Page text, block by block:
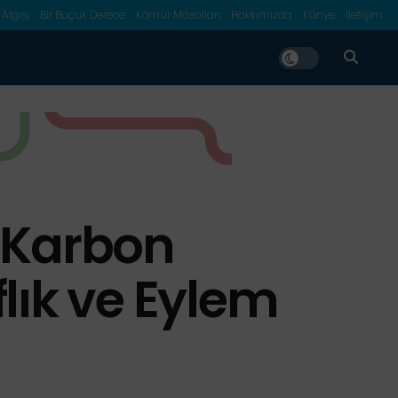
Bir Buçuk Derece Kömür Masalları Hakkımızda Künye İletişim
Karbon
ve Eylem